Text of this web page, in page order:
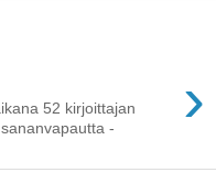
›
52 kirjoittajan
-